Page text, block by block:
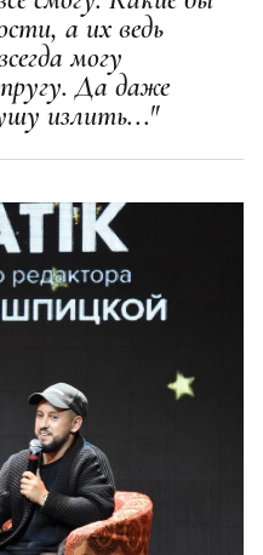
а их ведь
могу
Да даже
излить..."